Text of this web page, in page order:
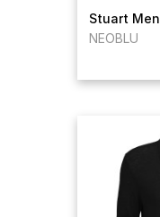
Stuart Men
NEOBLU